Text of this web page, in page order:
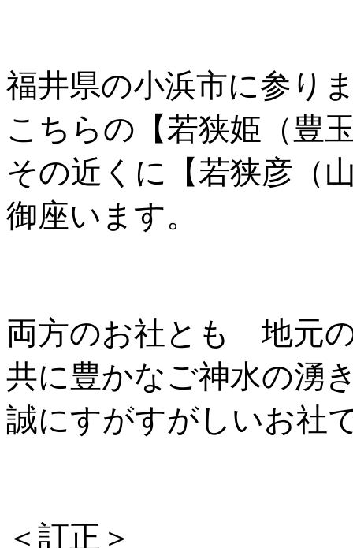
福井県の小浜市に参り
こちらの【若狭姫（豊
その近くに【若狭彦（
御座います。
両方のお社とも 地元
共に豊かなご神水の湧
誠にすがすがしいお社
＜訂正＞